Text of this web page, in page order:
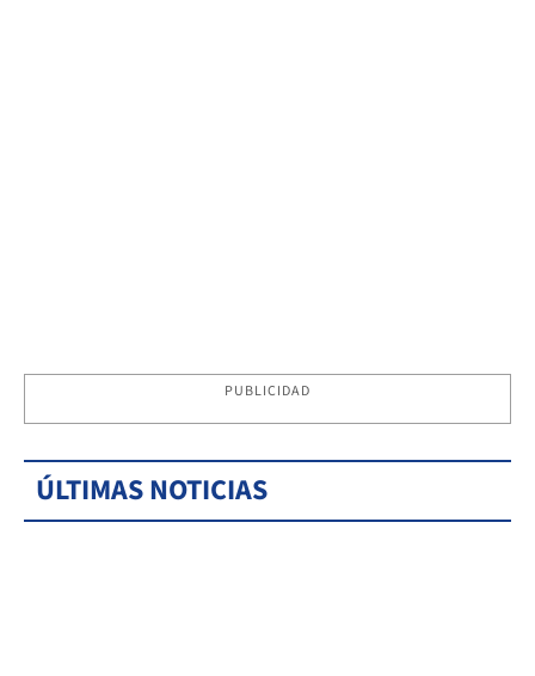
PUBLICIDAD
ÚLTIMAS NOTICIAS